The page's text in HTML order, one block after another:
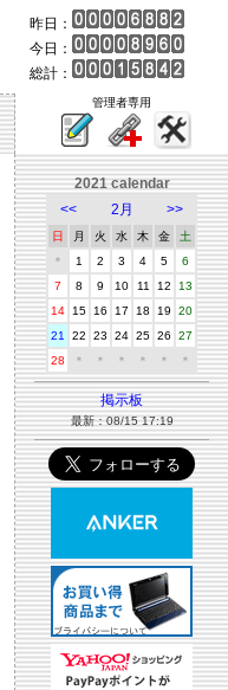
昨日：
今日：
総計：
管理者専用
2021 calendar
<<
2月 >>
日 月 火 水 木 金
土
＊
1 2 3 4 5
6
7
8 9 10 11 12
13
14
15 16 17 18 19
20
21
22 23 24 25 26
27
28
＊ ＊ ＊ ＊ ＊ ＊
掲示板
最新：08/15 17:19